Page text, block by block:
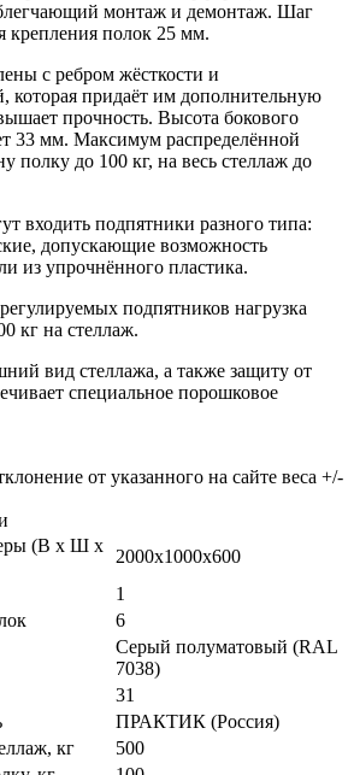
монтаж и демонтаж. Шаг
крепления полок 25 мм.
с ребром жёсткости и
которая придаёт им дополнительную
прочность. Высота бокового
33 мм. Максимум распределённой
полку до 100 кг, на весь стеллаж до
входить подпятники разного типа:
допускающие возможность
из упрочнённого пластика.
подпятников нагрузка
кг на стеллаж.
вид стеллажа, а также защиту от
специальное порошковое
от указанного на сайте веса +/-
(В х Ш х
2000x1000x600
1
6
Серый полуматовый (RAL
7038)
31
ПРАКТИК (Россия)
кг
500